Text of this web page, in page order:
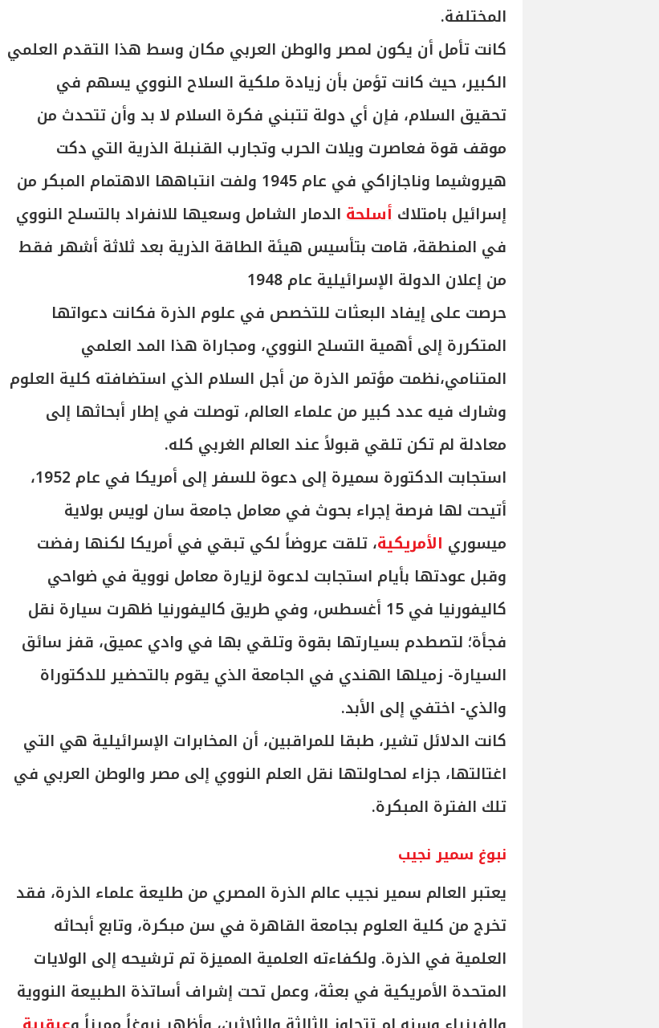
المختلفة.
كانت تأمل أن يكون لمصر والوطن العربي مكان وسط هذا التقدم العلمي
الكبير، حيث كانت تؤمن بأن زيادة ملكية السلاح النووي يسهم في
تحقيق السلام، فإن أي دولة تتبني فكرة السلام لا بد وأن تتحدث من
موقف قوة فعاصرت ويلات الحرب وتجارب القنبلة الذرية التي دكت
هيروشيما وناجازاكي في عام 1945 ولفت انتباهها الاهتمام المبكر من
إسرائيل بامتلاك أسلحة الدمار الشامل وسعيها للانفراد بالتسلح النووي
في المنطقة، قامت بتأسيس هيئة الطاقة الذرية بعد ثلاثة أشهر فقط
من إعلان الدولة الإسرائيلية عام 1948
حرصت على إيفاد البعثات للتخصص في علوم الذرة فكانت دعواتها
المتكررة إلى أهمية التسلح النووي، ومجاراة هذا المد العلمي
المتنامي،نظمت مؤتمر الذرة من أجل السلام الذي استضافته كلية العلوم
وشارك فيه عدد كبير من علماء العالم، توصلت في إطار أبحاثها إلى
معادلة لم تكن تلقي قبولاً عند العالم الغربي كله.
استجابت الدكتورة سميرة إلى دعوة للسفر إلى أمريكا في عام 1952،
أتيحت لها فرصة إجراء بحوث في معامل جامعة سان لويس بولاية
ميسوري الأمريكية، تلقت عروضاً لكي تبقي في أمريكا لكنها رفضت
وقبل عودتها بأيام استجابت لدعوة لزيارة معامل نووية في ضواحي
كاليفورنيا في 15 أغسطس، وفي طريق كاليفورنيا ظهرت سيارة نقل
فجأة؛ لتصطدم بسيارتها بقوة وتلقي بها في وادي عميق، قفز سائق
السيارة- زميلها الهندي في الجامعة الذي يقوم بالتحضير للدكتوراة
والذي- اختفي إلى الأبد.
كانت الدلائل تشير، طبقا للمراقبين، أن المخابرات الإسرائيلية هي التي
اغتالتها، جزاء لمحاولتها نقل العلم النووي إلى مصر والوطن العربي في
تلك الفترة المبكرة.
نبوغ سمير نجيب
يعتبر العالم سمير نجيب عالم الذرة المصري من طليعة علماء الذرة، فقد
تخرج من كلية العلوم بجامعة القاهرة في سن مبكرة، وتابع أبحاثه
العلمية في الذرة. ولكفاءته العلمية المميزة تم ترشيحه إلى الولايات
المتحدة الأمريكية في بعثة، وعمل تحت إشراف أساتذة الطبيعة النووية